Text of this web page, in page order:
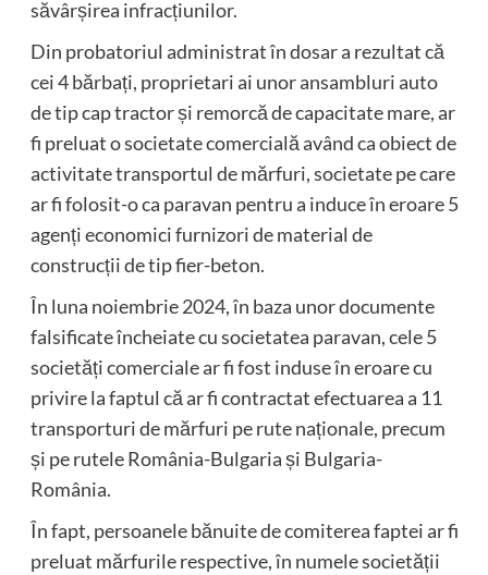
săvârșirea infracțiunilor.
Din probatoriul administrat în dosar a rezultat că
cei 4 bărbați, proprietari ai unor ansambluri auto
de tip cap tractor și remorcă de capacitate mare, ar
fi preluat o societate comercială având ca obiect de
activitate transportul de mărfuri, societate pe care
ar fi folosit-o ca paravan pentru a induce în eroare 5
agenți economici furnizori de material de
construcții de tip fier-beton.
În luna noiembrie 2024, în baza unor documente
falsificate încheiate cu societatea paravan, cele 5
societăți comerciale ar fi fost induse în eroare cu
privire la faptul că ar fi contractat efectuarea a 11
transporturi de mărfuri pe rute naționale, precum
și pe rutele România-Bulgaria și Bulgaria-
România.
În fapt, persoanele bănuite de comiterea faptei ar fi
preluat mărfurile respective, în numele societății